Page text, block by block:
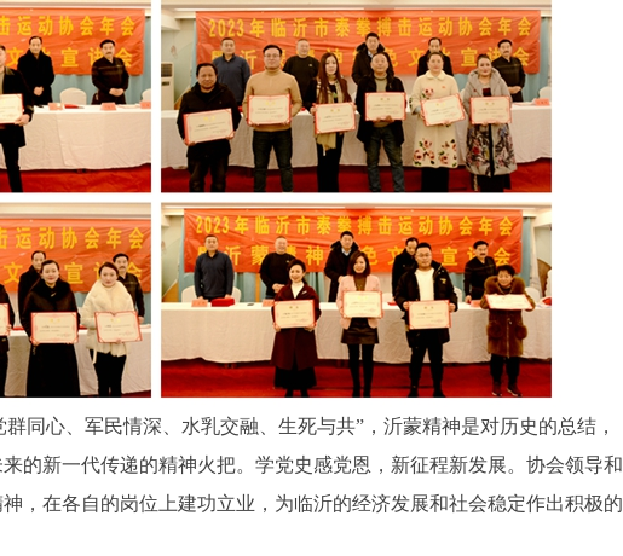
同心、军民情深、水乳交融、生死与共”，沂蒙精神是对历史的总结，
的新一代传递的精神火把。学党史感党恩，新征程新发展。协会领导和
，在各自的岗位上建功立业，为临沂的经济发展和社会稳定作出积极的